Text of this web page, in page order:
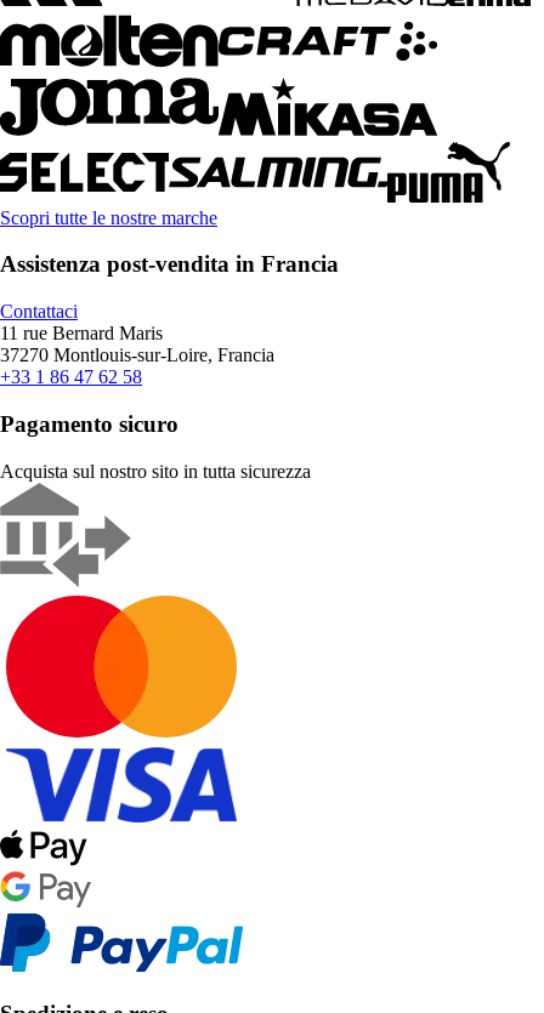
Scopri tutte le nostre marche
Assistenza post-vendita in Francia
Contattaci
11 rue Bernard Maris
37270 Montlouis-sur-Loire, Francia
+33 1 86 47 62 58
Pagamento sicuro
Acquista sul nostro sito in tutta sicurezza